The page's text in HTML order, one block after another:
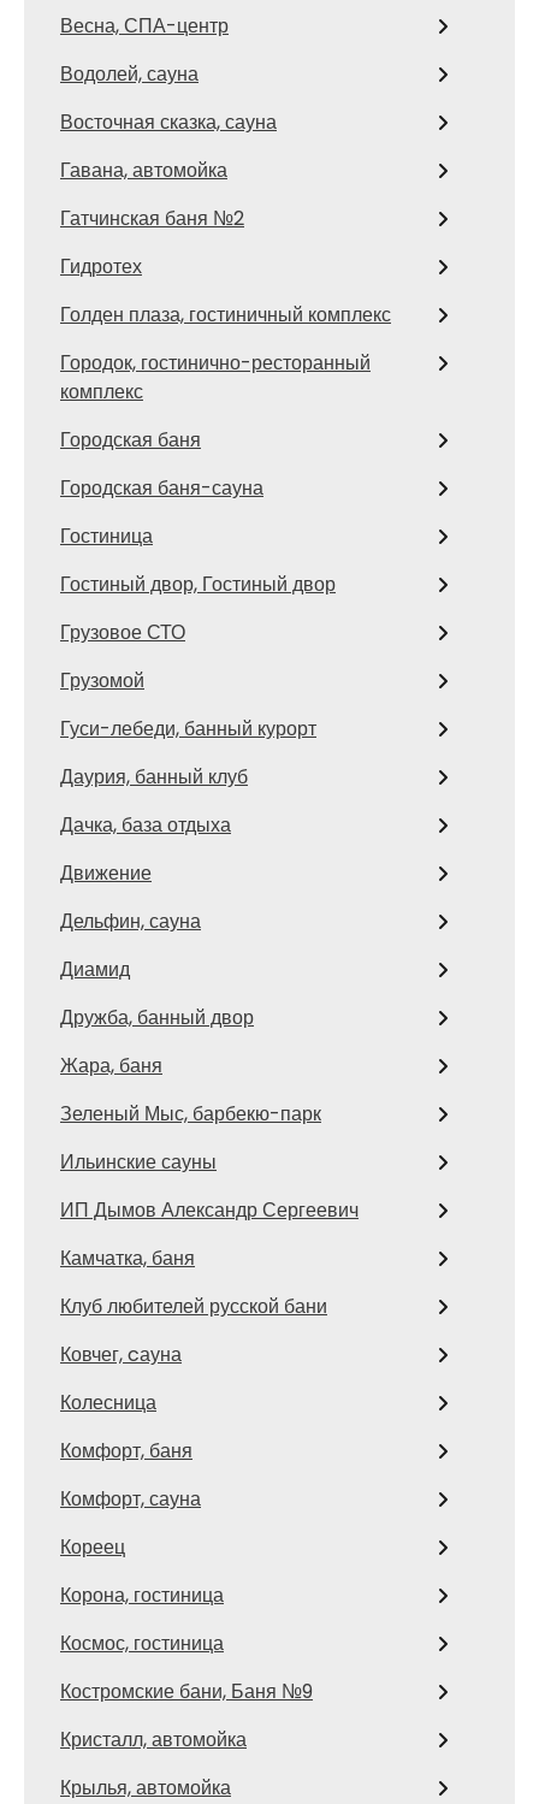
Весна, СПА-центр
Водолей, сауна
Восточная сказка, сауна
Гавана, автомойка
Гатчинская баня №2
Гидротех
Голден плаза, гостиничный комплекс
Городок, гостинично-ресторанный
комплекс
Городская баня
Городская баня-сауна
Гостиница
Гостиный двор, Гостиный двор
Грузовое СТО
Грузомой
Гуси-лебеди, банный курорт
Даурия, банный клуб
Дачка, база отдыха
Движение
Дельфин, сауна
Диамид
Дружба, банный двор
Жара, баня
Зеленый Мыс, барбекю-парк
Ильинские сауны
ИП Дымов Александр Сергеевич
Камчатка, баня
Клуб любителей русской бани
Ковчег, cауна
Колесница
Комфорт, баня
Комфорт, сауна
Кореец
Корона, гостиница
Космос, гостиница
Костромские бани, Баня №9
Кристалл, автомойка
Крылья, автомойка